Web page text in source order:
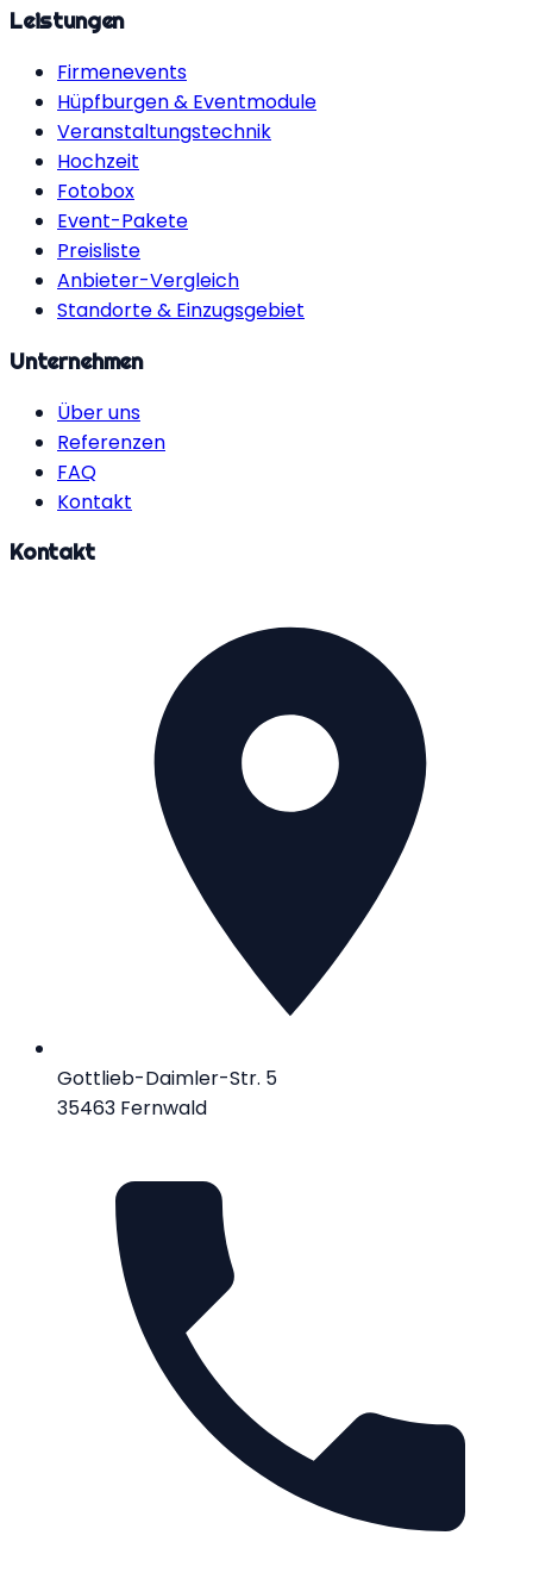
Leistungen
Firmenevents
Hüpfburgen & Eventmodule
Veranstaltungstechnik
Hochzeit
Fotobox
Event-Pakete
Preisliste
Anbieter-Vergleich
Standorte & Einzugsgebiet
Unternehmen
Über uns
Referenzen
FAQ
Kontakt
Kontakt
Gottlieb-Daimler-Str. 5
35463 Fernwald